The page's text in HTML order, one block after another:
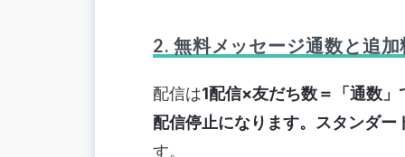
2. 無料メッセージ通数と追
配信は1配信×友だち数＝「通数
配信停止になります。スタンダー
す。